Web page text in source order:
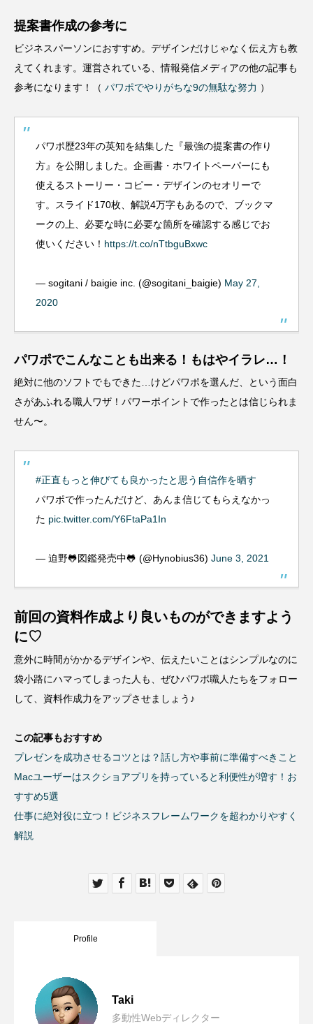
提案書作成の参考に
ビジネスパーソンにおすすめ。デザインだけじゃなく伝え方も教
えてくれます。運営されている、情報発信メディアの他の記事も
参考になります！（ パワポでやりがちな9の無駄な努力 ）
パワポ歴23年の英知を結集した『最強の提案書の作り
方』を公開しました。企画書・ホワイトペーパーにも
使えるストーリー・コピー・デザインのセオリーで
す。スライド170枚、解説4万字もあるので、ブックマ
ークの上、必要な時に必要な箇所を確認する感じでお
使いください！ https://t.co/nTtbguBxwc
— sogitani / baigie inc. (@sogitani_baigie) May 27,
2020
パワポでこんなことも出来る！もはやイラレ…！
絶対に他のソフトでもできた…けどパワポを選んだ、という面白
さがあふれる職人ワザ！パワーポイントで作ったとは信じられま
せん〜。
#正直もっと伸びても良かったと思う自信作を晒す
パワポで作ったんだけど、あんま信じてもらえなかっ
た pic.twitter.com/Y6FtaPa1In
— 迫野🐸図鑑発売中🐸 (@Hynobius36) June 3, 2021
前回の資料作成より良いものができますよう
に♡
意外に時間がかかるデザインや、伝えたいことはシンプルなのに
袋小路にハマってしまった人も、ぜひパワポ職人たちをフォロー
して、資料作成力をアップさせましょう♪
この記事もおすすめ
プレゼンを成功させるコツとは？話し方や事前に準備すべきこと
Macユーザーはスクショアプリを持っていると利便性が増す！お
すすめ5選
仕事に絶対役に立つ！ビジネスフレームワークを超わかりやすく
解説
Profile
Taki
多動性Webディレクター